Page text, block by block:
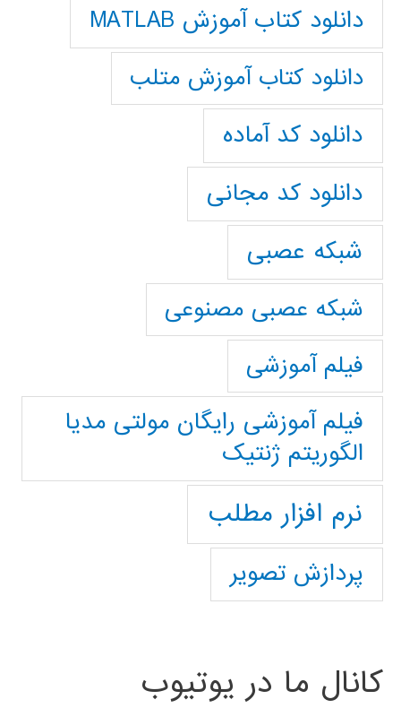
دانلود کتاب آموزش MATLAB
دانلود کتاب آموزش متلب
دانلود کد آماده
دانلود کد مجانی
شبکه عصبی
شبکه عصبی مصنوعی
فیلم آموزشی
فیلم آموزشی رایگان مولتی مدیا
الگوریتم ژنتیک
نرم افزار مطلب
پردازش تصویر
کانال ما در یوتیوب